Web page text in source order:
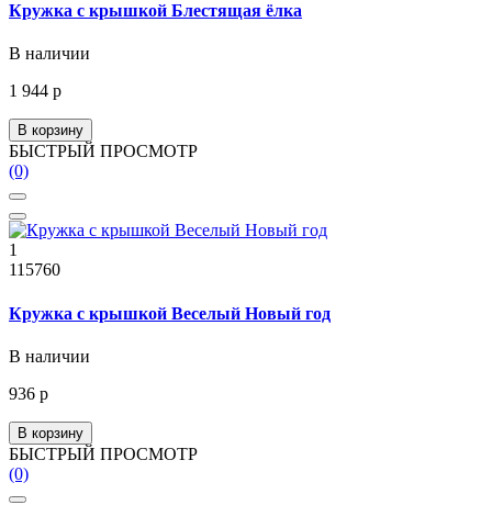
Кружка с крышкой Блестящая ёлка
В наличии
1 944 р
В корзину
БЫСТРЫЙ ПРОСМОТР
(0)
1
115760
Кружка с крышкой Веселый Новый год
В наличии
936 р
В корзину
БЫСТРЫЙ ПРОСМОТР
(0)